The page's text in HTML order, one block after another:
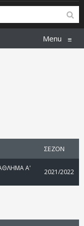
Menu ≡
ΣΕΖΟΝ
Α'
2021/2022